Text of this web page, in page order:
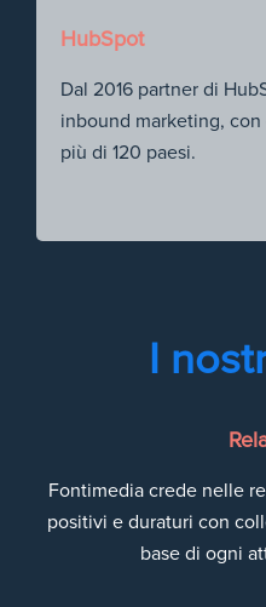
HubSpot
Dal 2016 partner di
inbound marketing,
più di 120 paesi.
I
Fontimedia crede nelle
positivi e duraturi con
base di ogni